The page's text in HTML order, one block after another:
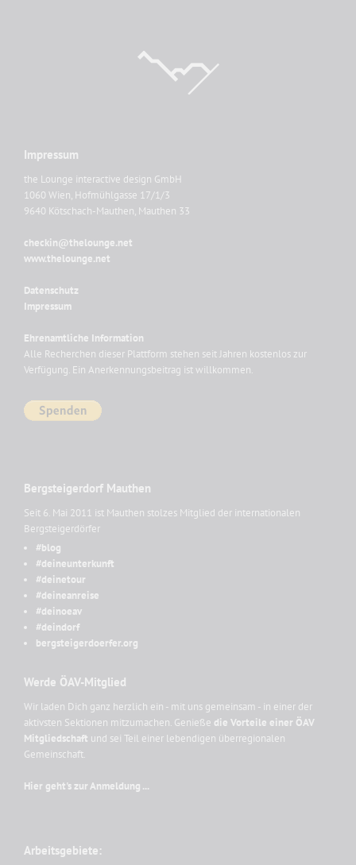
Impressum
the Lounge interactive design GmbH
1060 Wien, Hofmühlgasse 17/1/3
9640 Kötschach-Mauthen, Mauthen 33
checkin@thelounge.net
www.thelounge.net
Datenschutz
Impressum
Ehrenamtliche Information
Alle Recherchen dieser Plattform stehen seit Jahren kostenlos zur
Verfügung. Ein Anerkennungsbeitrag ist willkommen.
Bergsteigerdorf Mauthen
Seit 6. Mai 2011 ist Mauthen stolzes Mitglied der internationalen
Bergsteigerdörfer
#blog
#deineunterkunft
#deinetour
#deineanreise
#deinoeav
#deindorf
bergsteigerdoerfer.org
Werde ÖAV-Mitglied
Wir laden Dich ganz herzlich ein - mit uns gemeinsam - in einer der
aktivsten Sektionen mitzumachen. Genieße die Vorteile einer ÖAV
Mitgliedschaft und sei Teil einer lebendigen überregionalen
Gemeinschaft.
Hier geht's zur Anmeldung ...
Arbeitsgebiete: